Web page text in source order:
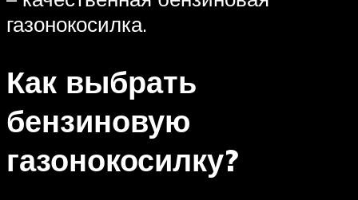
газонокосилка.
Как выбрать
бензиновую
газонокосилку?